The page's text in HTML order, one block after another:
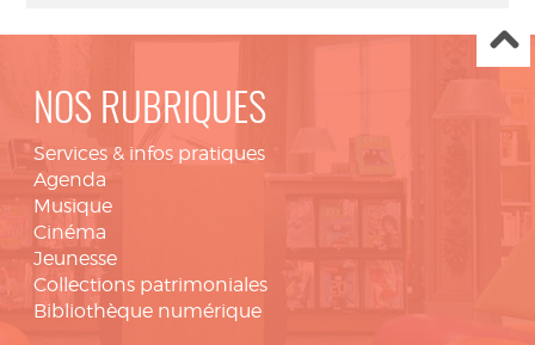
NOS RUBRIQUES
Services & infos pratiques
Agenda
Musique
Cinéma
Jeunesse
Collections patrimoniales
Bibliothèque numérique